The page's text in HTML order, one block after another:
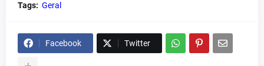
Tags: Geral
Facebook Twitter